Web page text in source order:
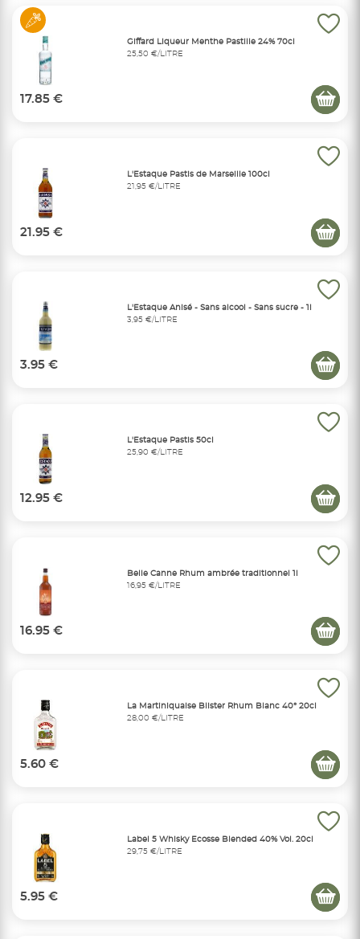
Giffard Liqueur Menthe Pastille 24% 70cl
25,50 €/LITRE
17.85 €
L'Estaque Pastis de Marseille 100cl
21,95 €/LITRE
21.95 €
L'Estaque Anisé - Sans alcool - Sans sucre - 1l
3,95 €/LITRE
3.95 €
L'Estaque Pastis 50cl
25,90 €/LITRE
12.95 €
Belle Canne Rhum ambrée traditionnel 1l
16,95 €/LITRE
16.95 €
La Martiniquaise Blister Rhum Blanc 40° 20cl
28,00 €/LITRE
5.60 €
Label 5 Whisky Ecosse Blended 40% Vol. 20cl
29,75 €/LITRE
5.95 €